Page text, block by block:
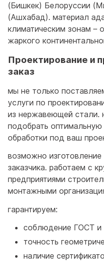
(Бишкек) Белоруссии
(Ашхабад). материал
климатическим зонам –
жаркого
Проектирование и
заказ
мы не только
услуги по
из нержавеющей стали.
подобрать
обработки под ваш
возможно
заказчика. работаем с
предприятиями
монтажными
гарантируем:
соблюдение ГОСТ и
точность
наличие